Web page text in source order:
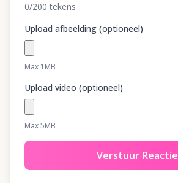
0/200 tekens
Upload afbeelding (optioneel)
Max 1MB
Upload video (optioneel)
Max 5MB
Verstuur Reactie